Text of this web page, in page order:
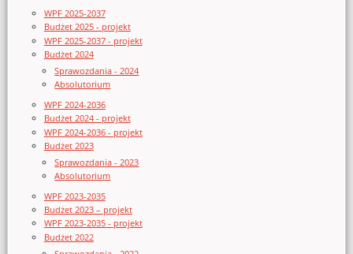
WPF 2025-2037
Budżet 2025 - projekt
WPF 2025-2037 - projekt
Budżet 2024
Sprawozdania - 2024
Absolutorium
WPF 2024-2036
Budżet 2024 - projekt
WPF 2024-2036 - projekt
Budżet 2023
Sprawozdania - 2023
Absolutorium
WPF 2023-2035
Budżet 2023 – projekt
WPF 2023-2035 - projekt
Budżet 2022